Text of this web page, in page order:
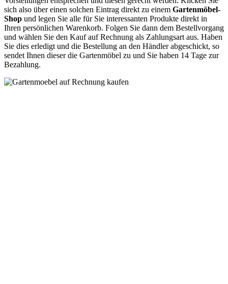
sich also über einen solchen Eintrag direkt zu einem Gartenmöbel-
Shop und legen Sie alle für Sie interessanten Produkte direkt in
Ihren persönlichen Warenkorb. Folgen Sie dann dem Bestellvorgang
und wählen Sie den Kauf auf Rechnung als Zahlungsart aus. Haben
Sie dies erledigt und die Bestellung an den Händler abgeschickt, so
sendet Ihnen dieser die Gartenmöbel zu und Sie haben 14 Tage zur
Bezahlung.